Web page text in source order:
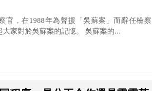
官，在1988年為聲援「吳蘇案」而辭任檢察
家對於吳蘇案的記憶。 吳蘇案的...